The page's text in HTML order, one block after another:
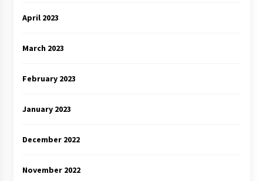
April 2023
March 2023
February 2023
January 2023
December 2022
November 2022